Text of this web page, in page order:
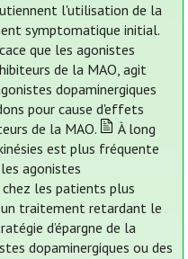
l'utilisation de la
symptomatique initial.
que les agonistes
de la MAO, agit
dopaminergiques
pour cause d'effets
de la MAO.
À long
est plus fréquente
agonistes
les patients plus
un traitement retardant le
d’épargne de la
dopaminergiques ou des